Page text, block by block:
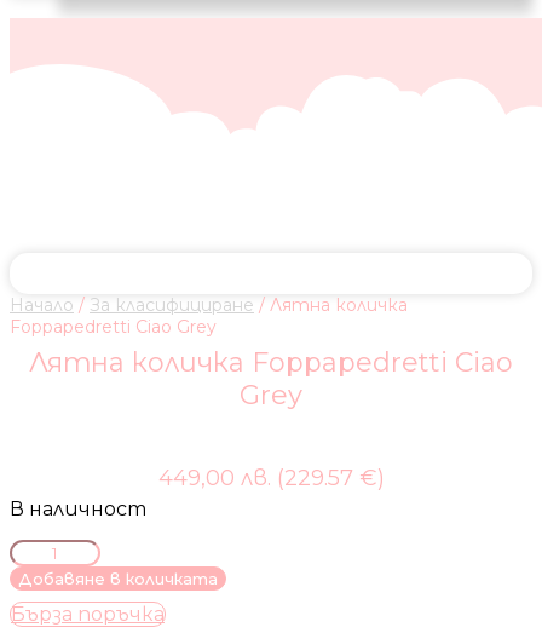
Начало / За класифициране / Лятна количка
Foppapedretti Ciao Grey
Лятна количка Foppapedretti Ciao
Grey
449,00 лв. (229.57 €)
В наличност
количество
за
Лятна
количка
Добавяне в количката
Бърза поръчка